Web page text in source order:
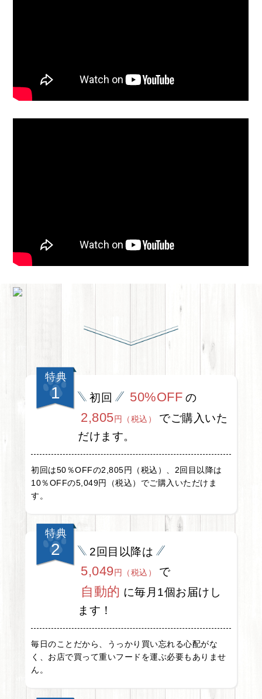
特典
1 初回 50%OFF の
2,805円（税込）
でご購入いた
だけます。
初回は50％OFFの2,805円（税込）、2回目以降は
10％OFFの5,049円（税込）でご購入いただけま
す。
特典
2 2回目以降は
5,049円（税込） で
自動的 に毎月1個お届けし
ます！
毎日のことだから、うっかり買い忘れる心配がな
く、お店で買って重いフードを運ぶ必要もありませ
ん。